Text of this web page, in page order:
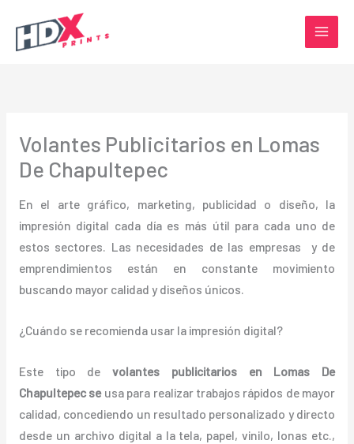
contenido
Volantes Publicitarios en Lomas
De Chapultepec
En el arte gráfico, marketing, publicidad o diseño, la
impresión digital cada día es más útil para cada uno de
estos sectores. Las necesidades de las empresas y de
emprendimientos están en constante movimiento
buscando mayor calidad y diseños únicos.
¿Cuándo se recomienda usar la impresión digital?
Este tipo devolantes publicitarios en Lomas De
Chapultepec seusa para realizar trabajos rápidos de mayor
calidad, concediendo un resultado personalizado y directo
desde un archivo digital a la tela, papel, vinilo, lonas etc.,